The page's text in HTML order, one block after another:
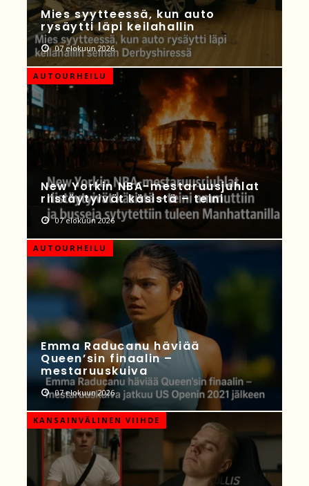
Mies syytteessä, kun auto
rysäytti läpi keilahallin
07 elokuun 2026
AUTOURHEILU
New Yorkin NBA-mestaruusjuhlat
riistäytyivät käsistä – teini
07 elokuun 2026
AUTOURHEILU
Emma Raducanu häviää
Queen’sin finaalin –
mestaruuskuiva
07 elokuun 2026
KANSAINVÄLINEN VIIHDE